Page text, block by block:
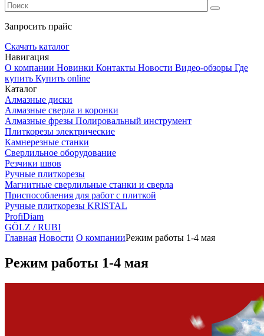
Запросить прайс
Скачать каталог
Навигация
О компании Новинки Контакты Новости Видео-обзоры Где
купить Купить online
Каталог
Алмазные диски
Алмазные сверла и коронки
Алмазные фрезы Полировальный инструмент
Плиткорезы электрические
Камнерезные станки
Сверлильное оборудование
Резчики швов
Ручные плиткорезы
Магнитные сверлильные станки и сверла
Приспособления для работ с плиткой
Ручные плиткорезы KRISTAL
ProfiDiam
GÖLZ / RUBI
Главная Новости О компанииРежим работы 1-4 мая
Режим работы 1-4 мая